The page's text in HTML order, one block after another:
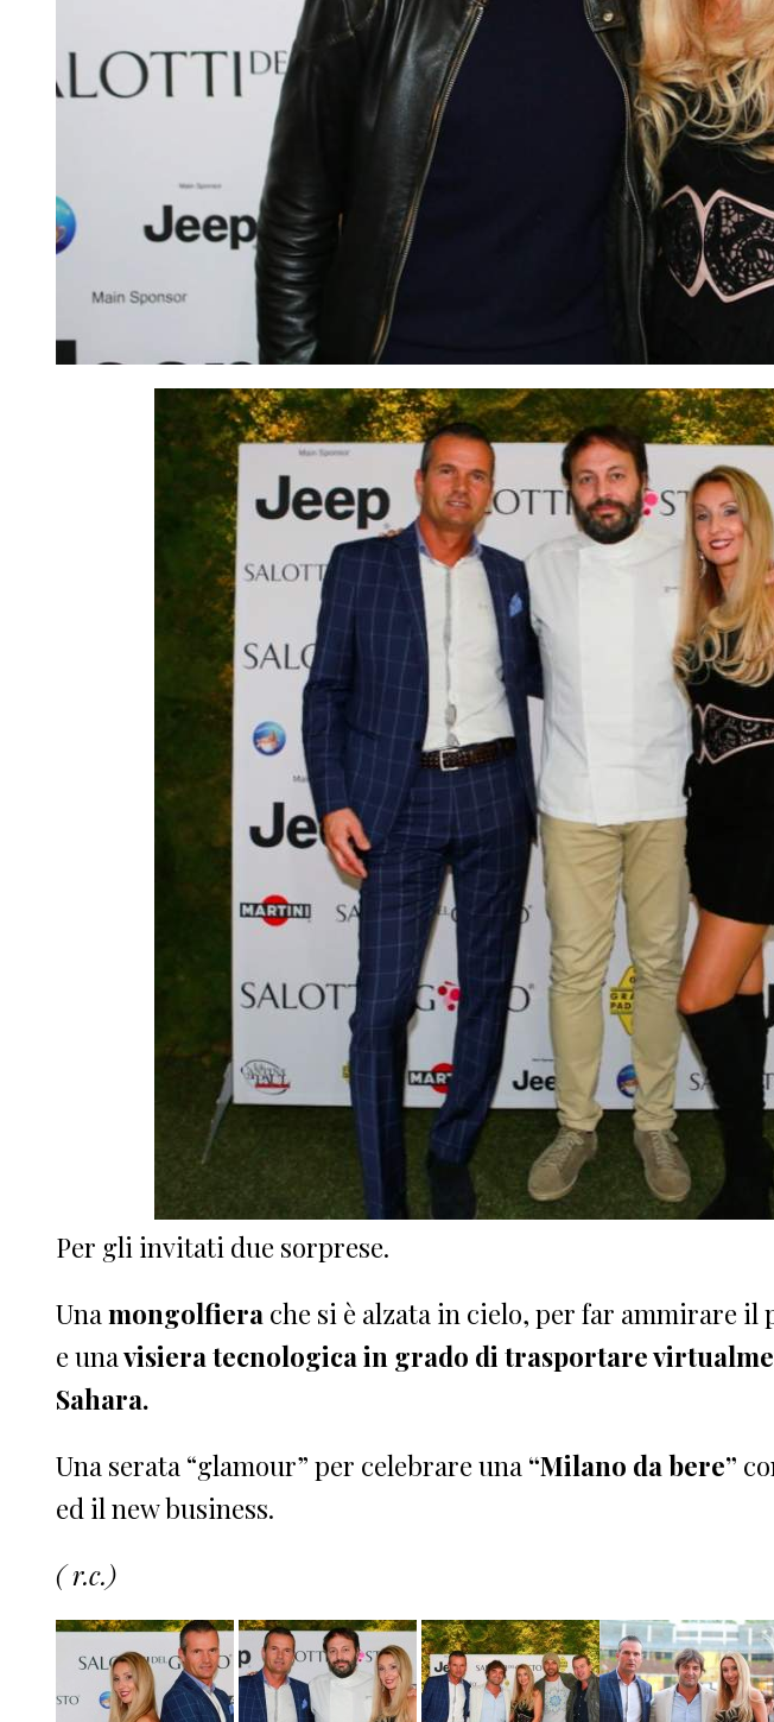
Per gli invitati due sorprese.
Una mongolfiera che si è alzata in cielo, per far ammirare il
e unavisiera tecnologica in grado di trasportare
Sahara.
Una serata “glamour” per celebrare una “Milano da bere”
ed il new business.
( r.c.)